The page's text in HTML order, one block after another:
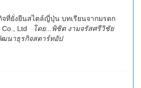
ที่ยั่งยืนสไตล์ญี่ปุ่น บทเรียนจากมรดก
Co., Ltd
โดย...พิชิต งามจรัสศรีวิชัย
นาธุรกิจสตาร์ทอัป